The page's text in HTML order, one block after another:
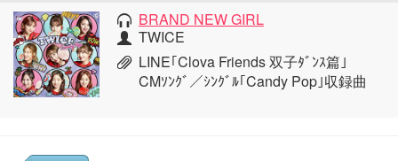
BRAND NEW GIRL
TWICE
LINE｢Clova Friends 双子ﾀﾞﾝｽ篇｣
CMｿﾝｸﾞ／ｼﾝｸﾞﾙ｢Candy Pop｣収録曲